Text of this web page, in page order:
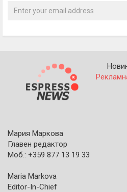
Мария Маркова
Главен редактор
Моб.: +359 877 13 19 33
Maria Markova
Editor-In-Chief